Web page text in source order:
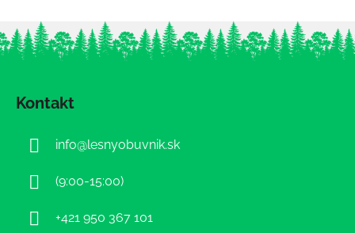
Kontakt
info@lesnyobuvnik.sk
(9:00-15:00)
+421 950 367 101